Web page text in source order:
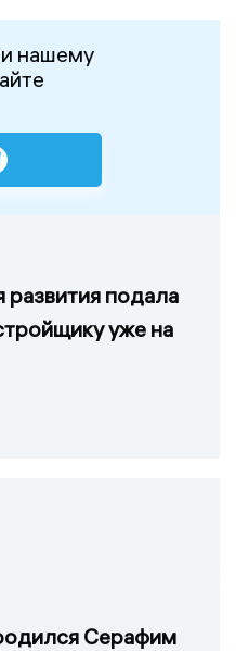
нашему
развития подала
уже на
Серафим